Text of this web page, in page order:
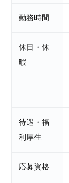
勤務時間
休日・休
暇
待遇・福
利厚生
応募資格